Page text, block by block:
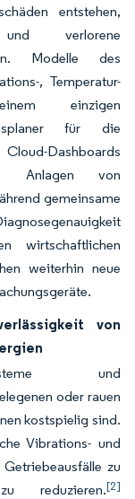
entstehen,
und verlorene
Modelle des
, Temperatur-
einzigen
für die
Dashboards
Anlagen von
gemeinsame
wirtschaftlichen
weiterhin neue
von
und
oder rauen
kostspielig sind.
Vibrations- und
zu
reduzieren.[2]